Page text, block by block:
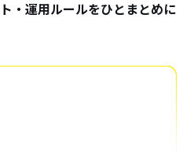
・運用ルールをひとまとめに